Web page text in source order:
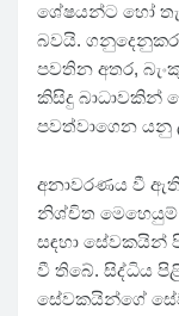
ශේෂයන්ට හෝ
බවයි.
පවතින අතර,
කිසිදු බාධාවකින්
පවත්වාගෙන යනු
අනාවරණය වී ඇති
නිශ්චිත මෙහෙයුම්
සඳහා සේවකයින්
වී තිබේ. සිද්ධිය
සේවකයින්ගේ